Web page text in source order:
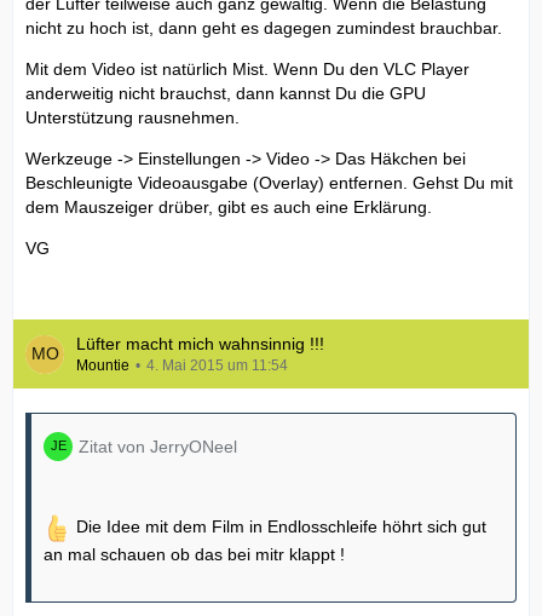
nicht zu hoch ist, dann geht es dagegen zumindest brauchbar.
Mit dem Video ist natürlich Mist. Wenn Du den VLC Player
anderweitig nicht brauchst, dann kannst Du die GPU
Unterstützung rausnehmen.
Werkzeuge -> Einstellungen -> Video -> Das Häkchen bei
Beschleunigte Videoausgabe (Overlay) entfernen. Gehst Du mit
dem Mauszeiger drüber, gibt es auch eine Erklärung.
VG
Lüfter macht mich wahnsinnig !!!
Mountie 4. Mai 2015 um 11:54
Zitat von JerryONeel
Die Idee mit dem Film in Endlosschleife höhrt sich gut
an mal schauen ob das bei mitr klappt !